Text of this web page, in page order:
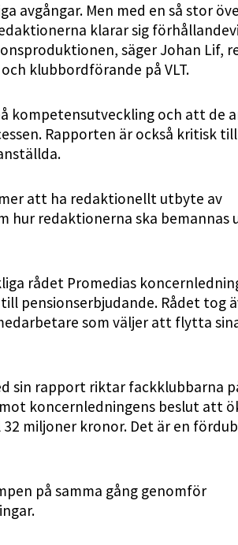
avgångar. Men med en så stor
klarar sig
säger Johan Lif,
klubbordförande på VLT.
kompetensutveckling och att de
Rapporten är också kritisk
att ha redaktionellt utbyte av
hur redaktionerna ska bemannas
rådet Promedias
pensionserbjudande. Rådet tog
som väljer att flytta
sin rapport riktar fackklubbarna
koncernledningens beslut att
miljoner kronor. Det är en
på samma gång genomför